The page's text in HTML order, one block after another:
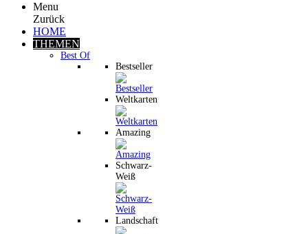
Menu
Zurück
HOME
THEMEN
Best Of
Bestseller
Weltkarten
Amazing
Schwarz-
Weiß
Landschaft